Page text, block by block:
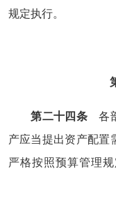
规定执行。
第二十四条 各
产应当提出资产配置
严格按照预算管理